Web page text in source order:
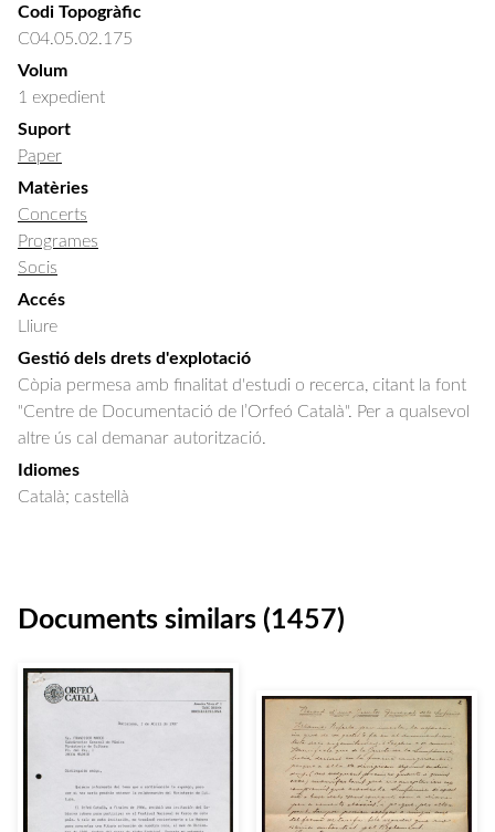
Codi Topogràfic
C04.05.02.175
Volum
1 expedient
Suport
Paper
Matèries
Concerts
Programes
Socis
Accés
Lliure
Gestió dels drets d'explotació
Còpia permesa amb finalitat d'estudi o recerca, citant la font
"Centre de Documentació de l’Orfeó Català". Per a qualsevol
altre ús cal demanar autorització.
Idiomes
Català; castellà
Documents similars (1457)